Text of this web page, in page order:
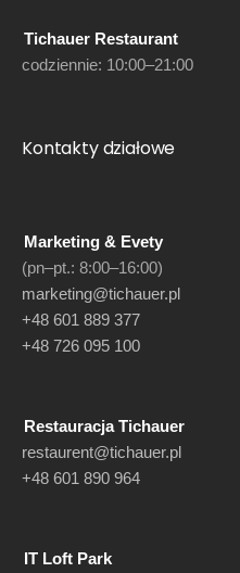
Tichauer Restaurant
codziennie: 10:00–21:00
Kontakty działowe
Marketing & Evety
(pn–pt.: 8:00–16:00)
marketing@tichauer.pl
+48 601 889 377
+48 726 095 100
Restauracja Tichauer
restaurent@tichauer.pl
+48 601 890 964
IT Loft Park